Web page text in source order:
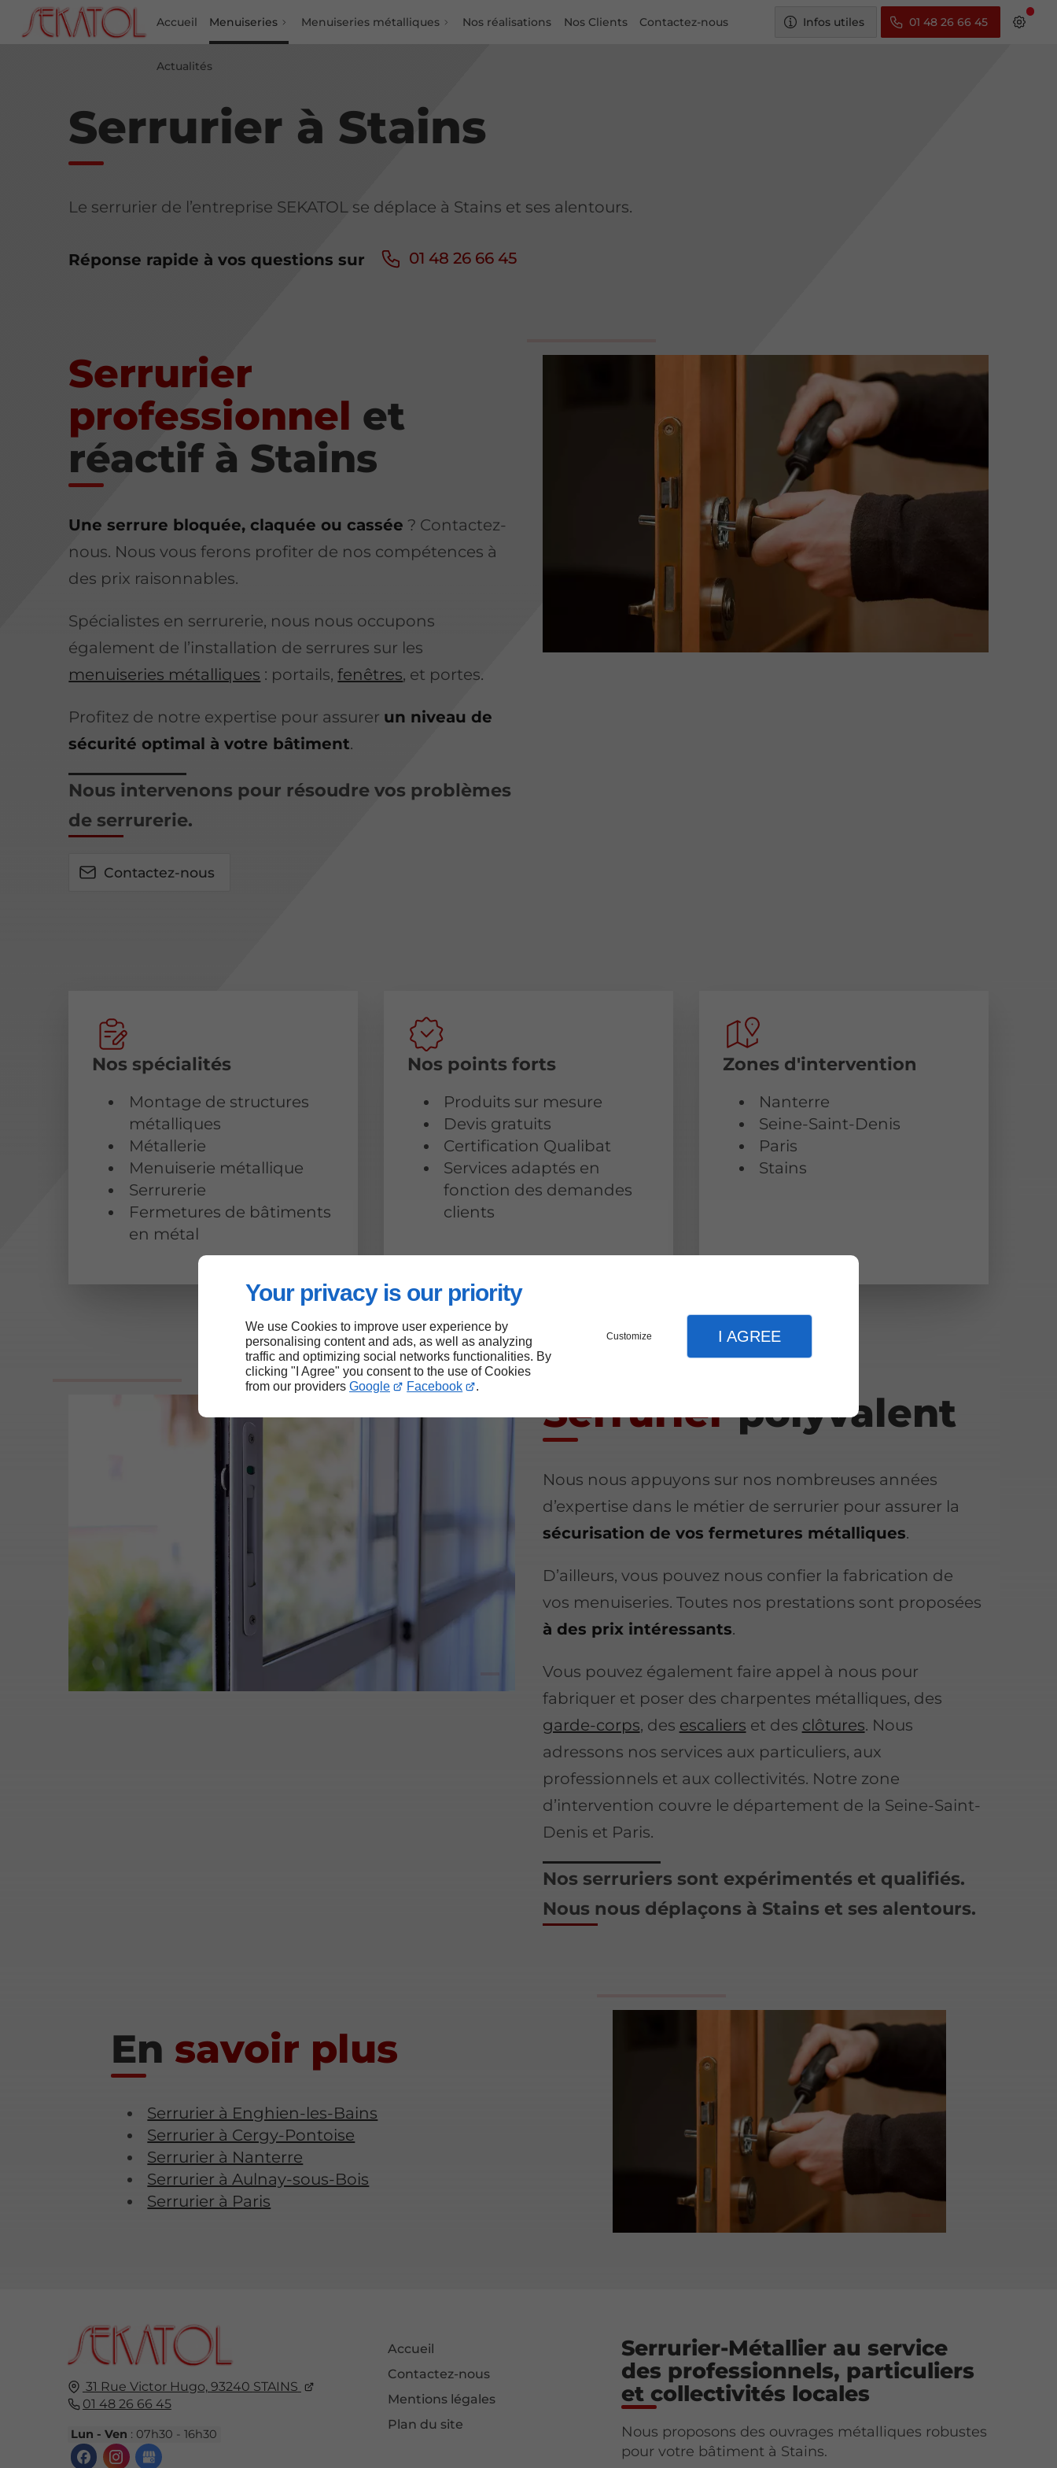
Your privacy is our priority
We use Cookies to improve user experience by
personalising content and ads, as well as analyzing
traffic and optimizing social networks functionalities. By
clicking "I Agree" you consent to the use of Cookies
from our providers Google Facebook .
Customize I AGREE
Accueil Menuiseries Menuiseries métalliques Nos réalisations Nos Clients Contactez-nous
Actualités
Infos utiles 01 48 26 66 45
Serrurier à Stains
Le serrurier de l’entreprise SEKATOL se déplace à Stains et ses alentours.
Réponse rapide à vos questions sur 01 48 26 66 45
Serrurier
professionnel et
réactif à Stains
Une serrure bloquée, claquée ou cassée ? Contactez-
nous. Nous vous ferons profiter de nos compétences à
des prix raisonnables.
Spécialistes en serrurerie, nous nous occupons
également de l’installation de serrures sur les
menuiseries métalliques : portails,fenêtres, et portes.
Profitez de notre expertise pour assurer un niveau de
sécurité optimal à votre bâtiment.
Nous intervenons pour résoudre vos problèmes
de serrurerie.
Contactez-nous
Nos spécialités
Montage de structures
métalliques
Métallerie
Menuiserie métallique
Serrurerie
Fermetures de bâtiments
en métal
Nos points forts
Produits sur mesure
Devis gratuits
Certification Qualibat
Services adaptés en
fonction des demandes
clients
Zones d'intervention
Nanterre
Seine-Saint-Denis
Paris
Stains
Serrurierpolyvalent
Nous nous appuyons sur nos nombreuses années
d’expertise dans le métier de serrurier pour assurer la
sécurisation de vos fermetures métalliques.
D’ailleurs, vous pouvez nous confier la fabrication de
vos menuiseries. Toutes nos prestations sont proposées
à des prix intéressants.
Vous pouvez également faire appel à nous pour
fabriquer et poser des charpentes métalliques, des
garde-corps, des escaliers et des clôtures. Nous
adressons nos services aux particuliers, aux
professionnels et aux collectivités. Notre zone
d’intervention couvre le département de la Seine-Saint-
Denis et Paris.
Nos serruriers sont expérimentés et qualifiés.
Nous nous déplaçons à Stains et ses alentours.
En savoir plus
Serrurier à Enghien-les-Bains
Serrurier à Cergy-Pontoise
Serrurier à Nanterre
Serrurier à Aulnay-sous-Bois
Serrurier à Paris
31 Rue Victor Hugo, 93240 STAINS
01 48 26 66 45
Lun - Ven : 07h30 - 16h30
Accueil
Contactez-nous
Mentions légales
Plan du site
Serrurier-Métallier au service
des professionnels, particuliers
et collectivités locales
Nous proposons des ouvrages métalliques robustes
pour votre bâtiment à Stains.